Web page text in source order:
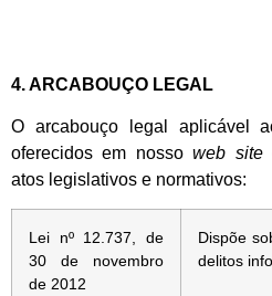
4. ARCABOUÇO LEGAL
O arcabouço legal aplicável
oferecidos em nossoweb site
atos legislativos e normativos:
Lei nº 12.737, de
30 de novembro
de 2012
Dispõe
delitos